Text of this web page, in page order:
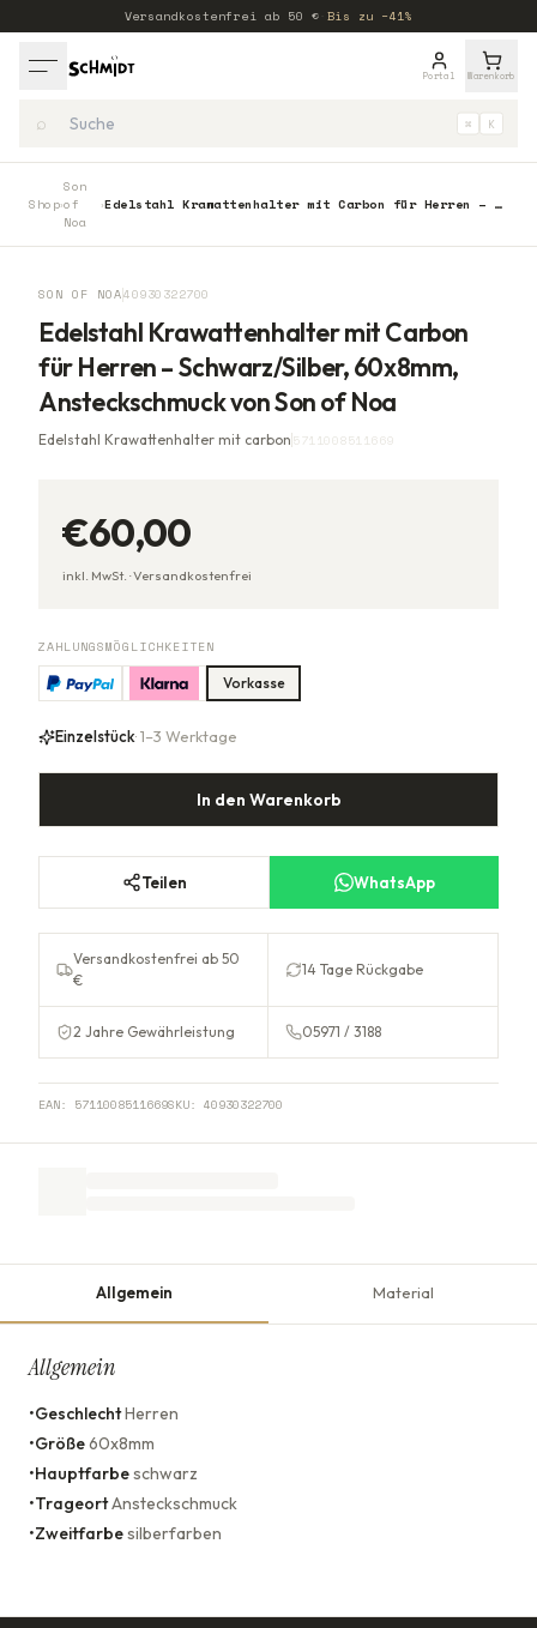
Versandkostenfrei ab 50 € Bis zu −41%
Portal Warenkorb
⌕ ⌘ K
Shop›
Son
of
Noa
› Edelstahl Krawattenhalter mit Carbon für Herren – Schwarz/Silber, 60x8mm, Ansteckschmuck von Son of Noa
SON OF NOA40930322700
Edelstahl Krawattenhalter mit Carbon
für Herren – Schwarz/Silber, 60x8mm,
Ansteckschmuck von Son of Noa
Edelstahl Krawattenhalter mit carbon 5711008511669
€60,00
inkl. MwSt. ·Versandkostenfrei
ZAHLUNGSMÖGLICHKEITEN
Vorkasse
Einzelstück· 1–3 Werktage
In den Warenkorb
Teilen WhatsApp
Versandkostenfrei ab 50
€
14 Tage Rückgabe
2 Jahre Gewährleistung 05971 / 3188
EAN: 5711008511669SKU: 40930322700
Allgemein Material
Allgemein
•GeschlechtHerren
•Größe60x8mm
•Hauptfarbeschwarz
•TrageortAnsteckschmuck
•Zweitfarbesilberfarben